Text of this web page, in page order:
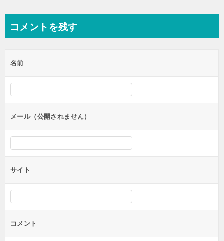
ビ
ー
シ
ョ
ン
コメントを残す
名前
メール（公開されません）
サイト
コメント